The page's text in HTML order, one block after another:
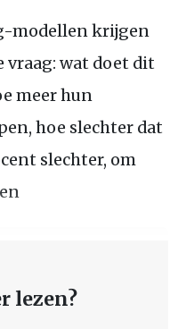
modellen krijgen
vraag: wat doet dit
meer hun
hoe slechter dat
slechter, om
lezen?